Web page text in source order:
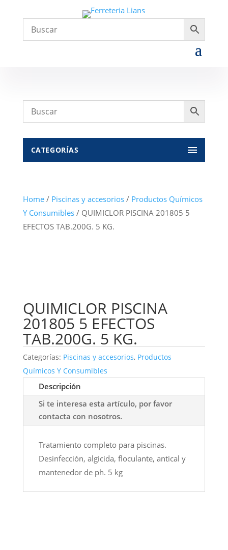
CATEGORÍAS
Home/ Piscinas y accesorios/ Productos Químicos
Y Consumibles/ QUIMICLOR PISCINA 201805 5
EFECTOS TAB.200G. 5 KG.
QUIMICLOR PISCINA
201805 5 EFECTOS
TAB.200G. 5 KG.
Categorías: Piscinas y accesorios, Productos
Químicos Y Consumibles
Descripción
Si te interesa esta artículo, por favor
contacta con nosotros.
Tratamiento completo para piscinas.
Desinfección, algicida, floculante, antical y
mantenedor de ph. 5 kg